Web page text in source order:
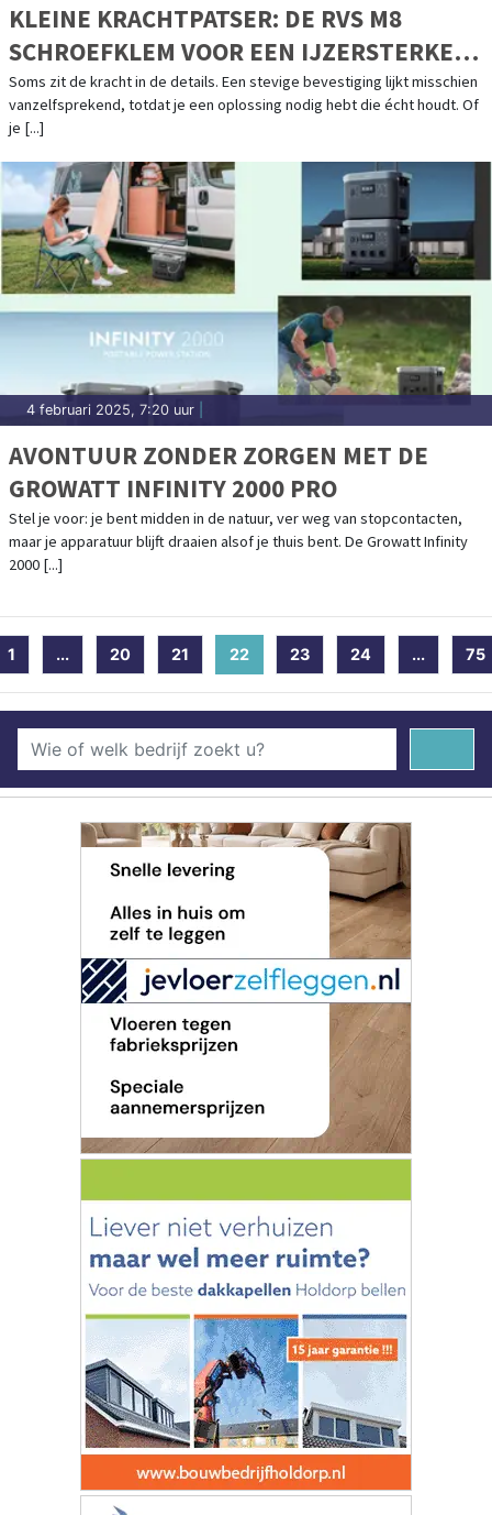
KLEINE KRACHTPATSER: DE RVS M8
SCHROEFKLEM VOOR EEN IJZERSTERKE
VERBINDING
Soms zit de kracht in de details. Een stevige bevestiging lijkt misschien
vanzelfsprekend, totdat je een oplossing nodig hebt die écht houdt. Of
je [...]
4 februari 2025, 7:20 uur
AVONTUUR ZONDER ZORGEN MET DE
GROWATT INFINITY 2000 PRO
Stel je voor: je bent midden in de natuur, ver weg van stopcontacten,
maar je apparatuur blijft draaien alsof je thuis bent. De Growatt Infinity
2000 [...]
1 ... 20 21 22(current)
23 24 ... 75